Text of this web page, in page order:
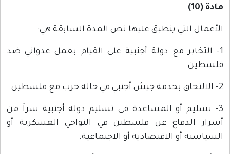
مادة (10)
الأعمال التي ينطبق عليها نص المدة السابقة هي:
1- التخابر مع دولة أجنبية على القيام بعمل عدواني ضد
فلسطين.
2- الالتحاق بخدمة جيش أجنبي في حالة حرب مع فلسطين.
3- تسليم أو المساعدة في تسليم دولة أجنبية سراً من
أسرار الدفاع عن فلسطين في النواحي العسكرية أو
السياسية أو الاقتصادية أو الاجتماعية.